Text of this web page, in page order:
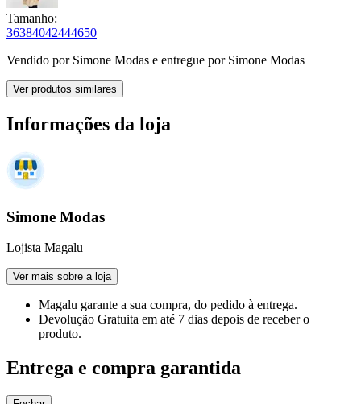
Tamanho:
36384042444650
Vendido por Simone Modas e entregue por Simone Modas
Ver produtos similares
Informações da loja
Simone Modas
Lojista Magalu
Ver mais sobre a loja
Magalu garante a sua compra, do pedido à entrega.
Devolução Gratuita em até 7 dias depois de receber o
produto.
Entrega e compra garantida